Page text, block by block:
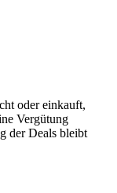
oder einkauft,
Vergütung
der Deals bleibt